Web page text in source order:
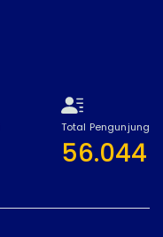
Total Pengunjung
56.044